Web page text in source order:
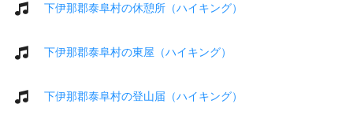
下伊那郡泰阜村の休憩所（ハイキング）
下伊那郡泰阜村の東屋（ハイキング）
下伊那郡泰阜村の登山届（ハイキング）